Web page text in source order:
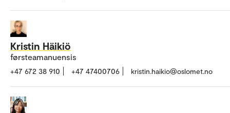
Kristin Häikiö
førsteamanuensis
+47 672 38 910 +47 47400706 kristin.haikio@oslomet.no